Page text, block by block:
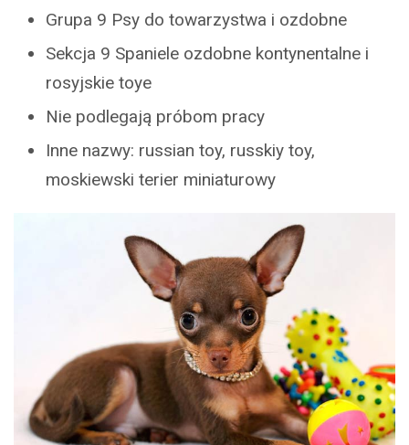
Grupa 9 Psy do towarzystwa i ozdobne
Sekcja 9 Spaniele ozdobne kontynentalne i
rosyjskie toye
Nie podlegają próbom pracy
Inne nazwy: russian toy, russkiy toy,
moskiewski terier miniaturowy